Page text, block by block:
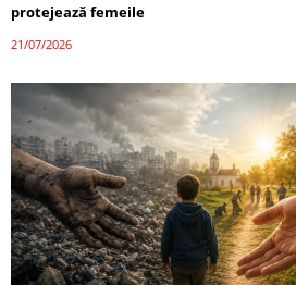
protejează femeile
21/07/2026